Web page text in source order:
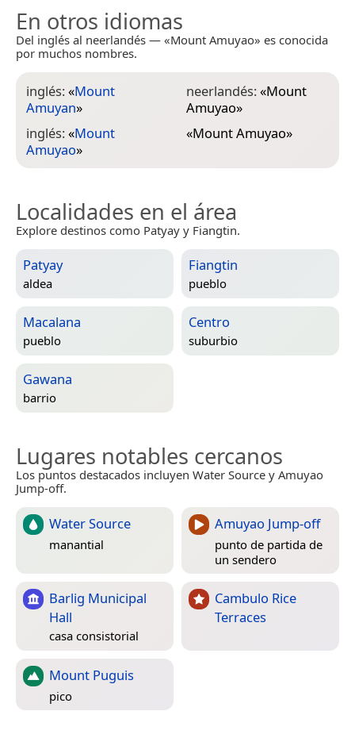
En otros idiomas
Del inglés al neerlandés — «Mount Amuyao» es conocida
por muchos nombres.
inglés:«Mount
Amuyan»
inglés:«Mount
Amuyao»
neerlandés:«Mount
Amuyao»
«Mount Amuyao»
Localidades en el área
Explore destinos como Patyay y Fiangtin.
Patyay
aldea
Fiangtin
pueblo
Macalana
pueblo
Centro
suburbio
Gawana
barrio
Lugares notables cercanos
Los puntos destacados incluyen Water Source y Amuyao
Jump-off.
Water Source
manantial
Amuyao Jump-off
punto de partida de
un sendero
Barlig Municipal
Hall
casa consistorial
Cambulo Rice
Terraces
Mount Puguis
pico